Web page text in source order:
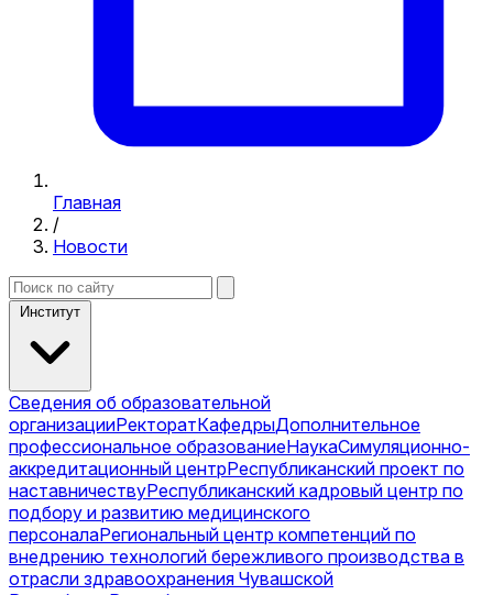
Главная
/
Новости
Институт
Сведения об образовательной
организацииРекторатКафедрыДополнительное
профессиональное образованиеНаукаСимуляционно-
аккредитационный центрРеспубликанский проект по
наставничествуРеспубликанский кадровый центр по
подбору и развитию медицинского
персоналаРегиональный центр компетенций по
внедрению технологий бережливого производства в
отрасли здравоохранения Чувашской